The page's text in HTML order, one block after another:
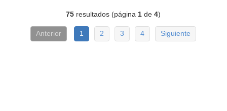
75 resultados (página 1 de4)
Anterior 1 2 3 4 Siguiente